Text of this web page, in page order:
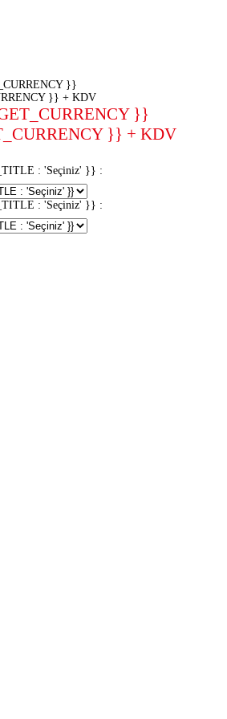
}}
}} + KDV
}}
}} + KDV
: 'Seçiniz' }} :
: 'Seçiniz' }} :